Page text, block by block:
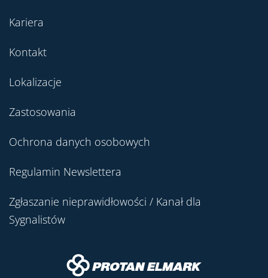
Kariera
Kontakt
Lokalizacje
Zastosowania
Ochrona danych osobowych
Regulamin Newslettera
Zgłaszanie nieprawidłowości / Kanał dla
Sygnalistów